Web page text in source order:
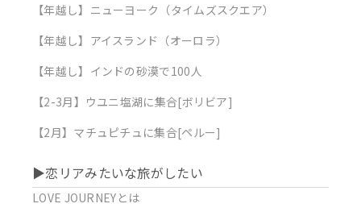
【年越し】ニューヨーク（タイムズスクエア）
【年越し】アイスランド（オーロラ）
【年越し】インドの砂漠で100人
【2-3月】ウユニ塩湖に集合[ボリビア]
【2月】マチュピチュに集合[ペルー]
▶︎恋リアみたいな旅がしたい
LOVE JOURNEYとは